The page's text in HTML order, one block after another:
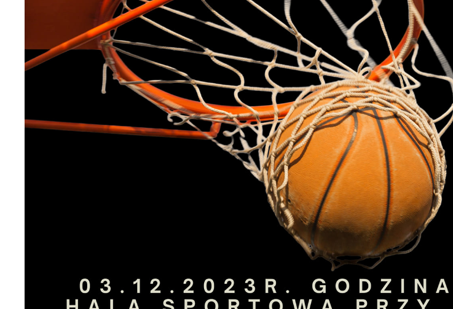
Ustawienia
Szanujemy Twoją prywatność. Możesz
cookies lub zaakceptować je wszystkie.